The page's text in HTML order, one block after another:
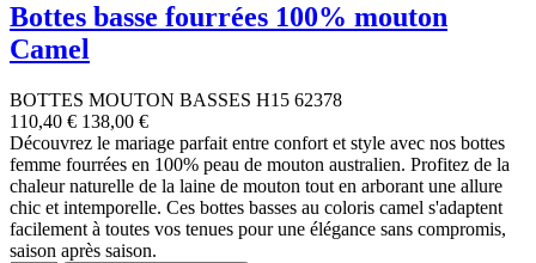
Bottes basse fourrées 100% mouton
Camel
BOTTES MOUTON BASSES H15 62378
110,40 € 138,00 €
Découvrez le mariage parfait entre confort et style avec nos bottes
femme fourrées en 100% peau de mouton australien. Profitez de la
chaleur naturelle de la laine de mouton tout en arborant une allure
chic et intemporelle. Ces bottes basses au coloris camel s'adaptent
facilement à toutes vos tenues pour une élégance sans compromis,
saison après saison.